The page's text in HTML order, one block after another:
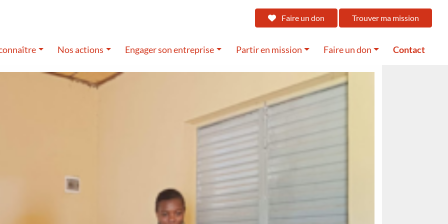
Faire un don Trouver ma mission
Nos actions Engager son entreprise Partir en mission Faire un don Contact